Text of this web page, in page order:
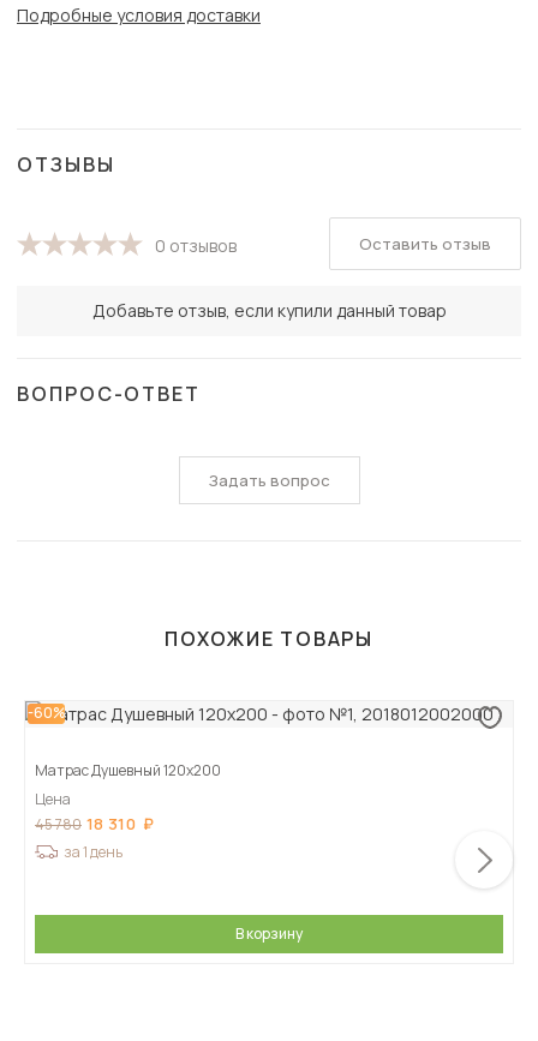
Подробные условия доставки
ОТЗЫВЫ
0 отзывов
Добавьте отзыв, если купили данный товар
Оставить отзыв
ВОПРОС-ОТВЕТ
Задать вопрос
ПОХОЖИЕ ТОВАРЫ
-60%
Матрас Душевный 120х200
Цена
45 780 18 310
за 1 день
В корзину